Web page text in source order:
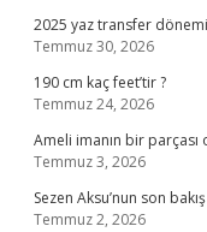
2025 yaz transfer
Temmuz 30, 2026
190 cm kaç feet’tir ?
Temmuz 24, 2026
Ameli imanın bir
Temmuz 3, 2026
Sezen Aksu’nun son
Temmuz 2, 2026